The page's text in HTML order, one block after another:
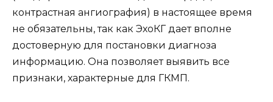
контрастная ангиография) в настоящее время
не обязательны, так как ЭхоКГ дает вполне
достоверную для постановки диагноза
информацию. Она позволяет выявить все
признаки, характерные для ГКМП.